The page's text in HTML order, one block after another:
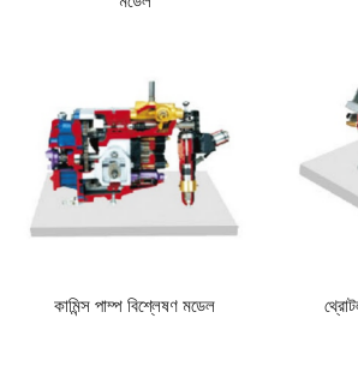
কামিন্স পাম্প বিশ্লেষণ মডেল